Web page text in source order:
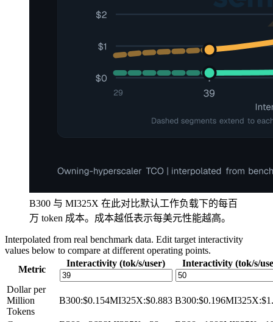
B300 与 MI325X 在此对比默认工作负载下的每百
万 token 成本。成本越低表示每美元性能越高。
Interpolated from real benchmark data. Edit target interactivity
values below to compare at different operating points.
Metric
Interactivity (tok/s/user) Interactivity (tok/s/
Dollar per
Million
Tokens
B300:$0.154MI325X:$0.883 B300:$0.196MI325X: